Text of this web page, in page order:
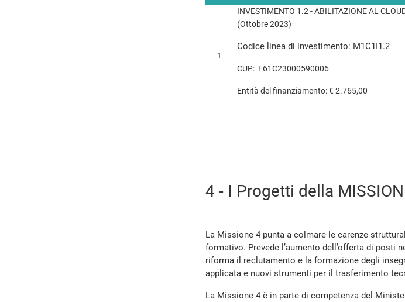
1
INVESTIMENTO 1.2 - ABILITAZIONE AL
(Ottobre 2023)
Codice linea di investimento: M1C1I1.2
CUP: F61C23000590006
Entità del finanziamento: € 2.765,00
4 - I Progetti della
La Missione 4 punta a colmare le carenze
formativo. Prevede l’aumento dell’offerta di posti
riforma il reclutamento e la formazione degli
applicata e nuovi strumenti per il trasferimento
La Missione 4 è in parte di competenza del